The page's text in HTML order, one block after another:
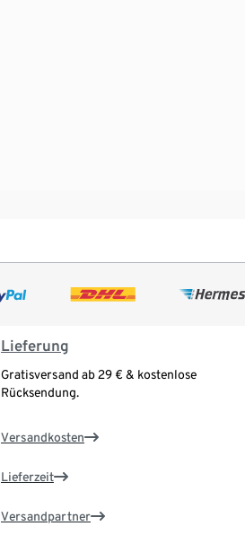
Lieferung
Gratisversand ab 29 € & kostenlose
Rücksendung.
Versandkosten
Lieferzeit
Versandpartner